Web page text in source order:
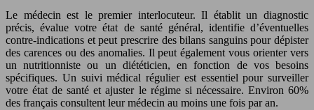
Le médecin est le premier interlocuteur. Il établit un diagnostic
précis, évalue votre état de santé général, identifie d’éventuelles
contre-indications et peut prescrire des bilans sanguins pour dépister
des carences ou des anomalies. Il peut également vous orienter vers
un nutritionniste ou un diététicien, en fonction de vos besoins
spécifiques. Un suivi médical régulier est essentiel pour surveiller
votre état de santé et ajuster le régime si nécessaire. Environ 60%
des français consultent leur médecin au moins une fois par an.